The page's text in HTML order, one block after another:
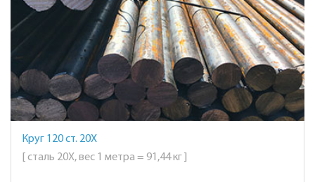
Круг 120 ст. 20Х
[ сталь 20Х, вес 1 метра = 91,44 кг ]